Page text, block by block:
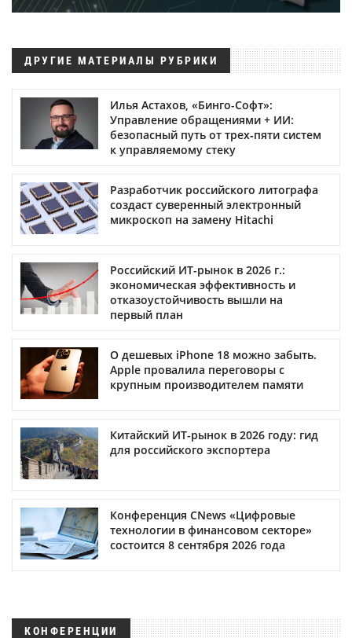
ДРУГИЕ МАТЕРИАЛЫ РУБРИКИ
Илья Астахов, «Бинго-Софт»:
Управление обращениями + ИИ:
безопасный путь от трех‑пяти систем
к управляемому стеку
Разработчик российского литографа
создаст суверенный электронный
микроскоп на замену Hitachi
Российский ИТ-рынок в 2026 г.:
экономическая эффективность и
отказоустойчивость вышли на
первый план
О дешевых iPhone 18 можно забыть.
Apple провалила переговоры с
крупным производителем памяти
Китайский ИТ-рынок в 2026 году: гид
для российского экспортера
Конференция CNews «Цифровые
технологии в финансовом секторе»
состоится 8 сентября 2026 года
КОНФЕРЕНЦИИ